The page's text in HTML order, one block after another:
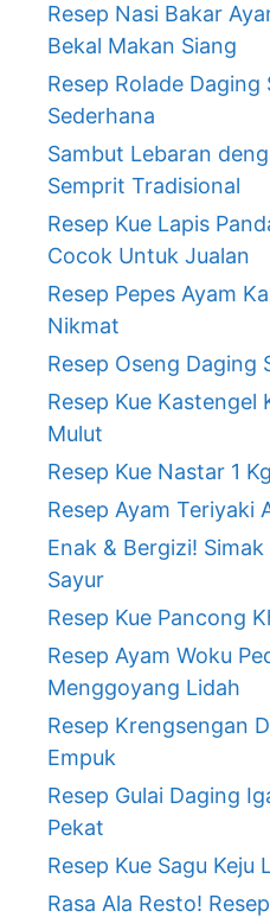
Resep Nasi Bakar
Bekal Makan Siang
Resep Rolade Daging
Sederhana
Sambut Lebaran
Semprit Tradisional
Resep Kue Lapis
Cocok Untuk Jualan
Resep Pepes Ayam
Nikmat
Resep Oseng Daging
Resep Kue Kastengel
Mulut
Resep Kue Nastar 1
Resep Ayam Teriyaki
Enak & Bergizi!
Sayur
Resep Kue Pancong
Resep Ayam Woku
Menggoyang Lidah
Resep Krengsengan
Empuk
Resep Gulai Daging
Pekat
Resep Kue Sagu Keju
Rasa Ala Resto!